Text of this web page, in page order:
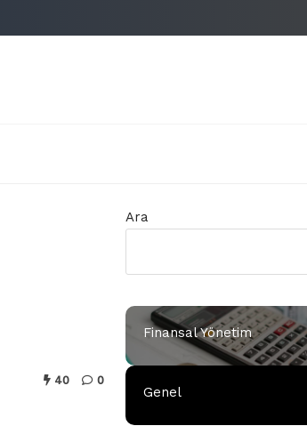
40 0
Ara
Finansal Yönetim
Genel